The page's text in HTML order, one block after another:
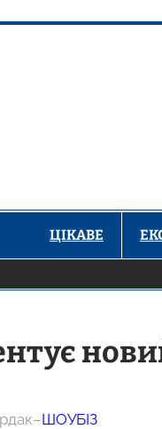
ЦІКАВЕ
–ШОУБІЗ